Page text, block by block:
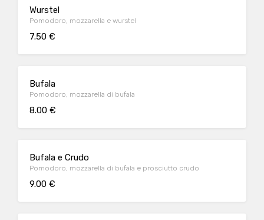
Wurstel
Pomodoro, mozzarella e wurstel
7.50 €
Bufala
Pomodoro, mozzarella di bufala
8.00 €
Bufala e Crudo
Pomodoro, mozzarella di bufala e prosciutto crudo
9.00 €